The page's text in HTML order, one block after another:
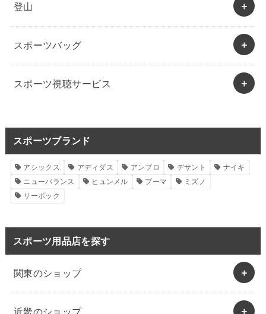
登山
スポーツバッグ
スポーツ視聴サービス
スポーツブランド
アシックス アディダス アンブロ デサント
ナイキ
ニューバランス
ヒュンメル プーマ
ミズノ
リーボック
スポーツ用品店を探す
関東のショップ
近畿のショップ